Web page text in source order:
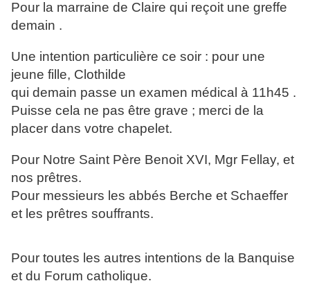
Pour la marraine de Claire qui reçoit une greffe
demain .
Une intention particulière ce soir : pour une
jeune fille, Clothilde
qui demain passe un examen médical à 11h45 .
Puisse cela ne pas être grave ; merci de la
placer dans votre chapelet.
Pour Notre Saint Père Benoit XVI, Mgr Fellay, et
nos prêtres.
Pour messieurs les abbés Berche et Schaeffer
et les prêtres souffrants.
Pour toutes les autres intentions de la Banquise
et du Forum catholique.